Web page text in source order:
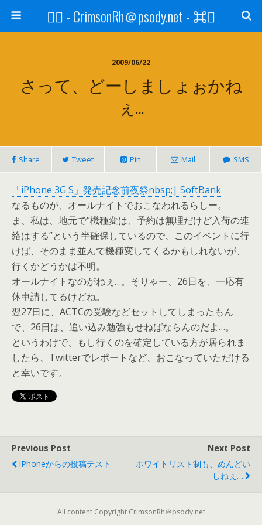
⌘ - CrimsonRh＠psody.net - ⌘
2009/06/22
さって、どーしましょぉかね
ぇ…
Share Tweet Pin Mail SMS
「iPhone 3G S」発売記念前夜祭nbsp;| SoftBank
なるものが、オールナイトでおこなわれるらしー。
ま、私は、地元で“機種変は、予約は無理だけど入荷の連
絡はする”という半確保しているので、このイベントに行
けば、そのまま並んで機種変してくるかもしれないが、
行くかどうかは不明。
オールナイトなのがねぇ…。そりゃー、26日を、一応有
休申請してるけどね。
翌27日に、ACTCの受験などセットしてしまったもん
で、26日は、追い込み勉強もせねばならんのだよ…。
というわけで、もし行くのを確定している方が居られま
したら、Twitterでレポートなど、おこなっていただける
と幸いです。
Previous Post
IPhoneからの投稿テスト
Next Post
ホワイトリスト制も、めんどい
しねぇ…
All content Copyright CrimsonRh＠psody.net